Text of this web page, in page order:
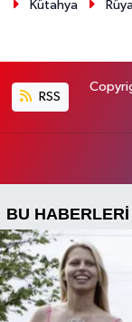
Kütahya
RSS